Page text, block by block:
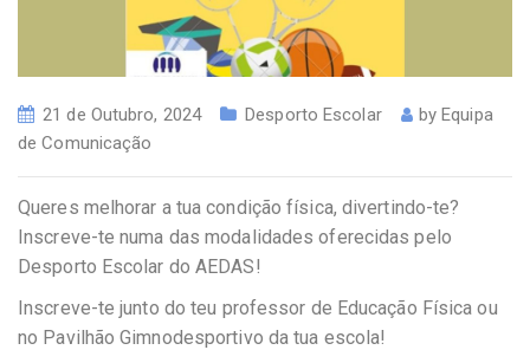
21 de Outubro, 2024 Desporto Escolar by Equipa
de Comunicação
Queres melhorar a tua condição física, divertindo-te?
Inscreve-te numa das modalidades oferecidas pelo
Desporto Escolar do AEDAS!
Inscreve-te junto do teu professor de Educação Física ou
no Pavilhão Gimnodesportivo da tua escola!